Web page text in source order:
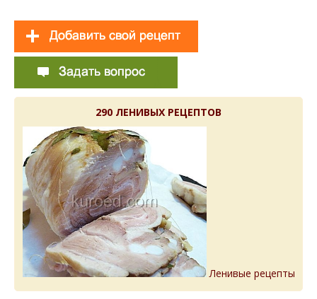
290 ЛЕНИВЫХ РЕЦЕПТОВ
Ленивые рецепты